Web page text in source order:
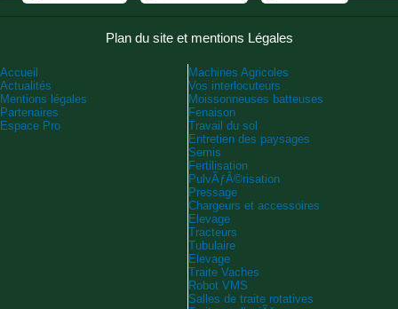
Plan du site et mentions Légales
Accueil
Actualités
Mentions légales
Partenaires
Espace Pro
Machines Agricoles
Vos interlocuteurs
Moissonneuses batteuses
Fenaison
Travail du sol
Entretien des paysages
Semis
Fertilisation
PulvÃƒÂ©risation
Pressage
Chargeurs et accessoires
Elevage
Tracteurs
Tubulaire
Elevage
Traite Vaches
Robot VMS
Salles de traite rotatives